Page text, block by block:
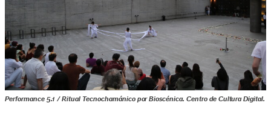
Performance 5.1 / Ritual Tecnochamánico por Bioscénica. Centro de Cultura Digital.